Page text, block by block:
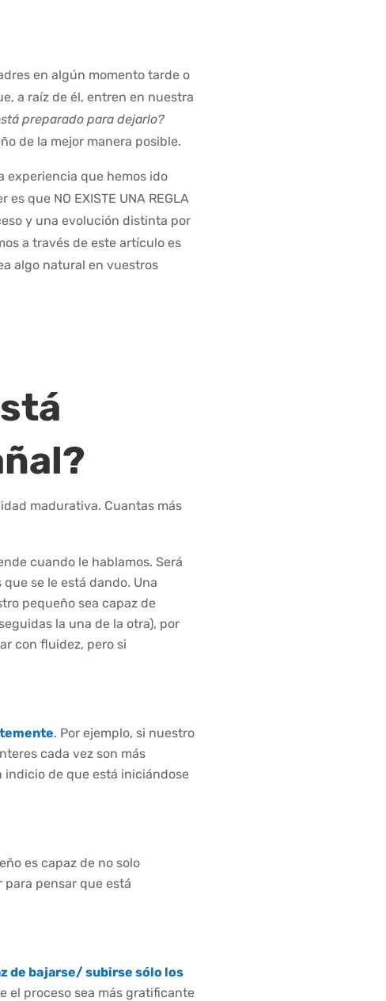
en algún momento tarde o
a raíz de él, entren en nuestra
preparado para dejarlo?
de la mejor manera posible.
experiencia que hemos ido
que NO EXISTE UNA REGLA
y una evolución distinta por
a través de este artículo es
algo natural en vuestros
madurativa. Cuantas más
cuando le hablamos. Será
se le está dando. Una
pequeño sea capaz de
la una de la otra), por
con fluidez, pero si
. Por ejemplo, si nuestro
cada vez son más
indicio de que está iniciándose
es capaz de no solo
pensar que está
de bajarse/ subirse sólo los
el proceso sea más gratificante